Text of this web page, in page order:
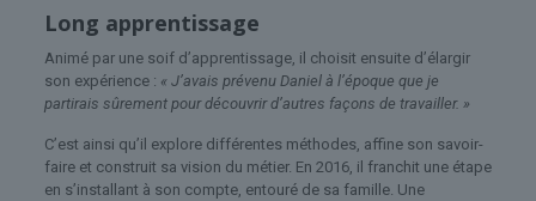
Long apprentissage
Animé par une soif d’apprentissage, il choisit ensuite d’élargir
son expérience : « J’avais prévenu Daniel à l’époque que je
partirais sûrement pour découvrir d’autres façons de travailler. »
C’est ainsi qu’il explore différentes méthodes, affine son savoir-
faire et construit sa vision du métier. En 2016, il franchit une étape
en s’installant à son compte, entouré de sa famille. Une